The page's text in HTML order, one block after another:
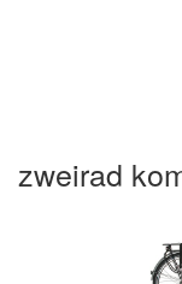
zweirad